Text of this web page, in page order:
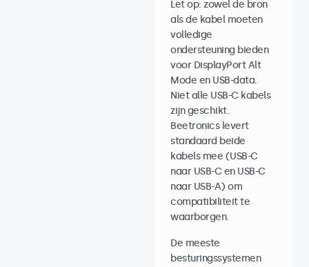
Let op: zowel de bron
als de kabel moeten
volledige
ondersteuning bieden
voor DisplayPort Alt
Mode en USB-data.
Niet alle USB-C kabels
zijn geschikt.
Beetronics levert
standaard beide
kabels mee (USB-C
naar USB-C en USB-C
naar USB-A) om
compatibiliteit te
waarborgen.
De meeste
besturingssystemen